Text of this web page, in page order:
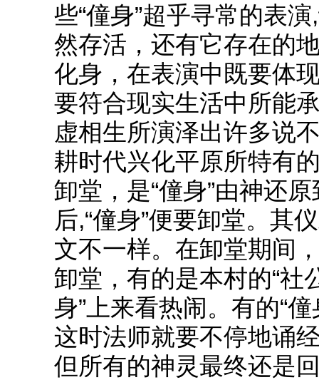
些“僮身”超乎寻常的表
然存活，还有它存在的
化身，在表演中既要体
要符合现实生活中所能
虚相生所演泽出许多说
耕时代兴化平原所特有
卸堂，是“僮身”由神还
后,“僮身”便要卸堂。其
文不一样。在卸堂期间
卸堂，有的是本村的“社
身”上来看热闹。有的“
这时法师就要不停地诵
但所有的神灵最终还是